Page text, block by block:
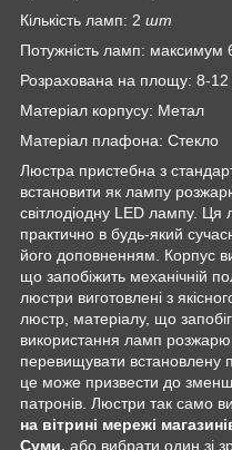
Кількість ламп: 2 шт
Потужність ламп:
Розрахована на площу: 8-
Матеріал корпусу: Метал
Матеріал плафона: Стекло
Люстра пристебна з
встановити як лампу
світлодіодну LED лампу.
практично в будь-який
його доповненням. Корпус
що запобіжить механічній
люстри виготовлені з
люстр, матеріалу, що
використання ламп
перевищувати встановлену
це може призвести до
патронів. Люстри так само
на вітрині мережі
Суми, або вибрати один зі